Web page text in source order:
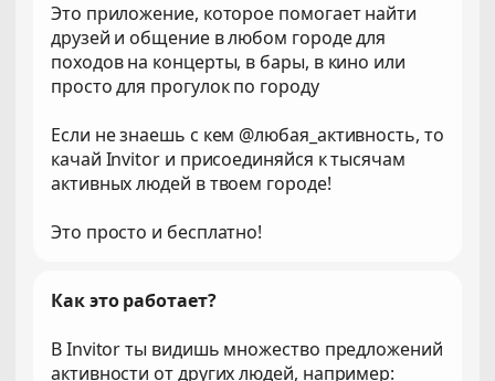
Это приложение, которое помогает найти
друзей и общение в любом городе для
походов на концерты, в бары, в кино или
просто для прогулок по городу
Если не знаешь с кем @любая_активность, то
качай Invitor и присоединяйся к тысячам
активных людей в твоем городе!
Это просто и бесплатно!
Как это работает?
В Invitor ты видишь множество предложений
активности от других людей, например: